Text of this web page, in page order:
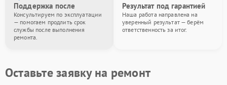
Поддержка после
Консультируем по эксплуатации
— помогаем продлить срок
службы после выполнения
ремонта.
Результат под гарантией
Наша работа направлена на
уверенный результат — берём
ответственность за итог.
Оставьте заявку на ремонт